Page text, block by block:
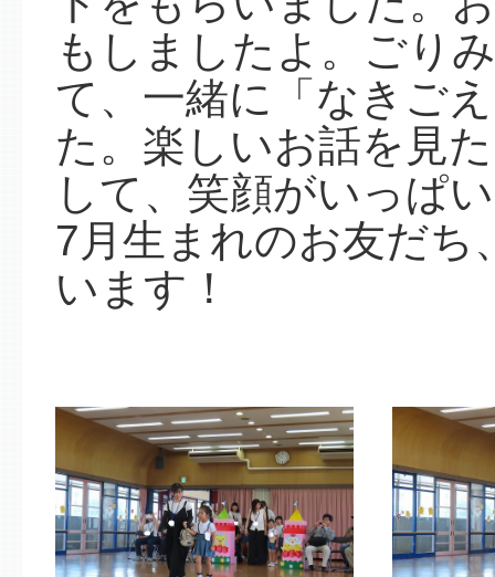
もしましたよ。ごり
て、一緒に「なきご
た。楽しいお話を見
して、笑顔がいっぱ
7月生まれのお友だち
います！